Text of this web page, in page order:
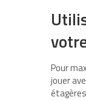
Pour
jouer